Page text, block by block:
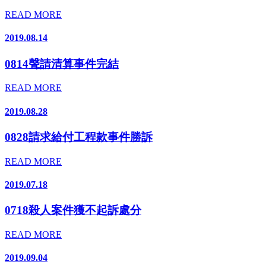
READ MORE
2019.08.14
0814聲請清算事件完結
READ MORE
2019.08.28
0828請求給付工程款事件勝訴
READ MORE
2019.07.18
0718殺人案件獲不起訴處分
READ MORE
2019.09.04